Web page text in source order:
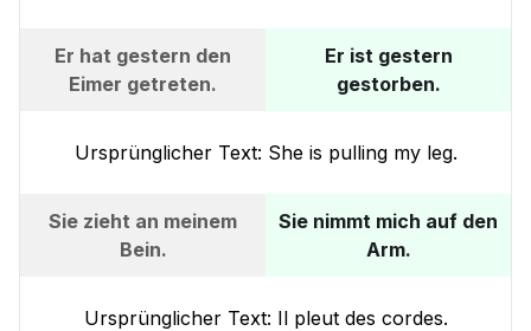
Er hat gestern den
Eimer getreten.
Er ist gestern
gestorben.
Ursprünglicher Text: She is pulling my leg.
Sie zieht an meinem
Bein.
Sie nimmt mich auf den
Arm.
Ursprünglicher Text: Il pleut des cordes.